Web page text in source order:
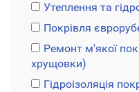
Утеплення та
Покрівля
Ремонт м'якої
хрущовки)
Гідроізоляція